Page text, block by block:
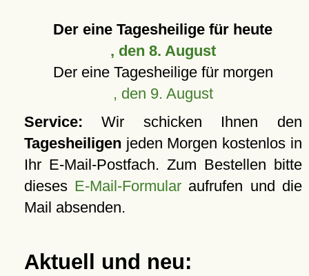
Der eine Tagesheilige für heute
, den 8. August
Der eine Tagesheilige für morgen
, den 9. August
Service: Wir schicken Ihnen den
Tagesheiligen jeden Morgen kostenlos in
Ihr E-Mail-Postfach. Zum Bestellen bitte
dieses E-Mail-Formular aufrufen und die
Mail absenden.
Aktuell und neu: